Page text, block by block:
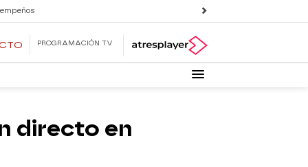
PROGRAMACIÓN TV
directo en